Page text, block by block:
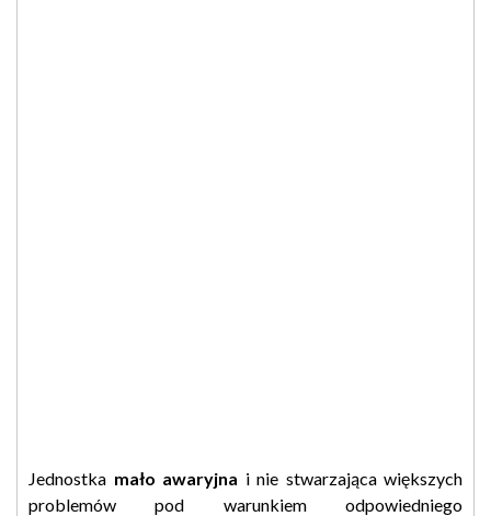
Jednostka mało awaryjna i nie stwarzająca większych
problemów pod warunkiem odpowiedniego